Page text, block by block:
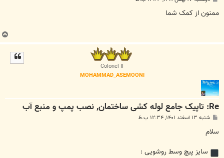
ت
ممنون از کمک شما
ب
ا
Colonel II
MOHAMMAD_ASEMOONI
Re: تاپیک جامع لوله کشی ساختمان, نصب پمپ و منبع آب
پ
ت
شنبه ۱۳ اسفند ۱۴۰۱, ۱۲:۳۴ ب.ظ
سلام
سایز پیچ وسط روشویی :